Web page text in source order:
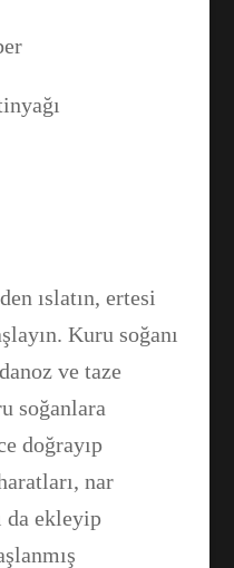
ıslatın, ertesi
Kuru soğanı
ve taze
soğanlara
doğrayıp
nar
da ekleyip